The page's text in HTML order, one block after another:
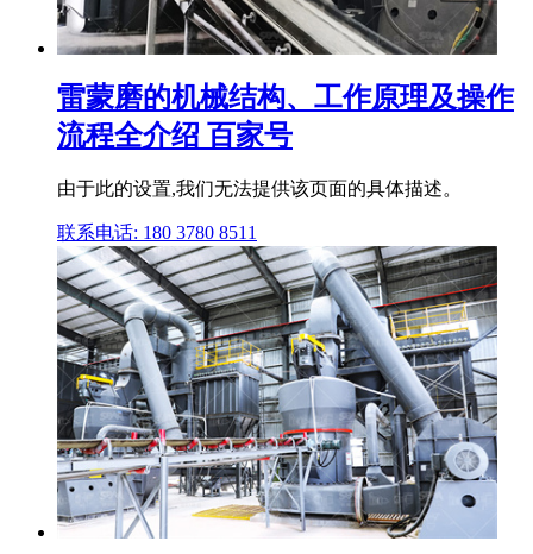
雷蒙磨的机械结构、工作原理及操作
流程全介绍 百家号
由于此的设置,我们无法提供该页面的具体描述。
联系电话: 180 3780 8511